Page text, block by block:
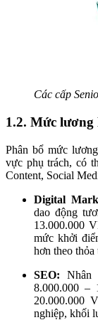
Các cấp
1.2. Mức
Phân bổ mức
vực phụ trách, có
Content, Social
Digital
dao động
13.000.000
mức khởi
hơn theo
SEO: Nhân
8.000.000 –
20.000.000
nghiệp, khối